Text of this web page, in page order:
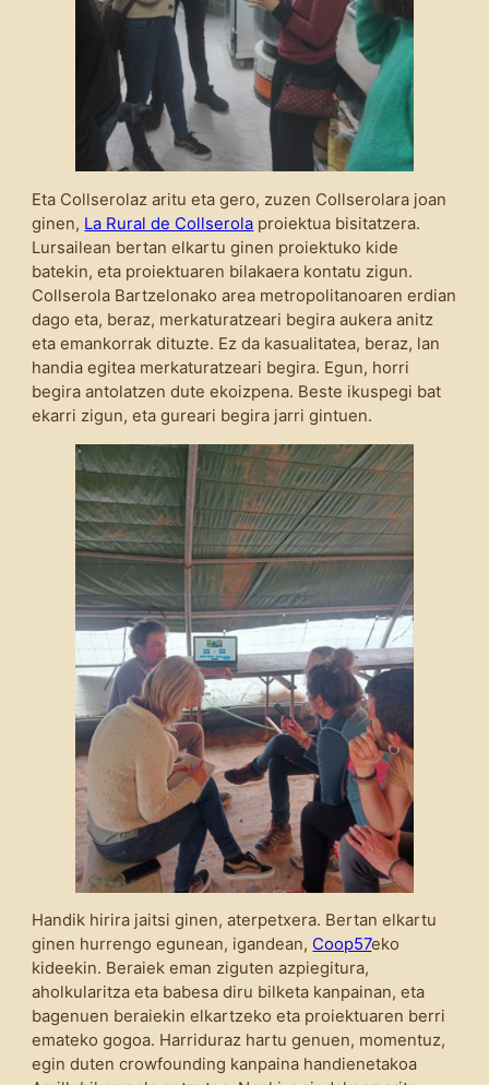
Eta Collserolaz aritu eta gero, zuzen Collserolara joan
ginen, La Rural de Collserola proiektua bisitatzera.
Lursailean bertan elkartu ginen proiektuko kide
batekin, eta proiektuaren bilakaera kontatu zigun.
Collserola Bartzelonako area metropolitanoaren erdian
dago eta, beraz, merkaturatzeari begira aukera anitz
eta emankorrak dituzte. Ez da kasualitatea, beraz, lan
handia egitea merkaturatzeari begira. Egun, horri
begira antolatzen dute ekoizpena. Beste ikuspegi bat
ekarri zigun, eta gureari begira jarri gintuen.
Handik hirira jaitsi ginen, aterpetxera. Bertan elkartu
ginen hurrengo egunean, igandean, Coop57eko
kideekin. Beraiek eman ziguten azpiegitura,
aholkularitza eta babesa diru bilketa kanpainan, eta
bagenuen beraiekin elkartzeko eta proiektuaren berri
emateko gogoa. Harriduraz hartu genuen, momentuz,
egin duten crowfounding kanpaina handienetakoa